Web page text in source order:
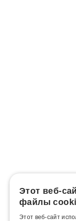
Этот веб-
файлы
Этот веб-сайт